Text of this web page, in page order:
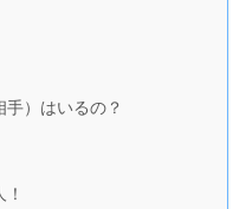
手）はいるの？